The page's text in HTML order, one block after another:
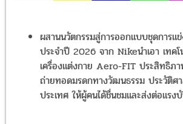
ผสานนวัตกรรมสู่การออกแบบชุดการแ
ประจำปี 2026 จาก Nikeนำเอา เทคโ
เครื่องแต่งกาย Aero-FIT ประสิทธิภ
ถ่ายทอดมรดกทางวัฒนธรรม ประวัติ
ประเทศ ให้ผู้คนได้ชื่นชมและส่งต่อแร